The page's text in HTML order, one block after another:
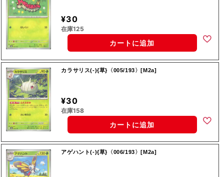
¥30
在庫125
カートに追加
カラサリス(-){草}〈005/193〉[M2a]
¥30
在庫158
カートに追加
アゲハント(-){草}〈006/193〉[M2a]